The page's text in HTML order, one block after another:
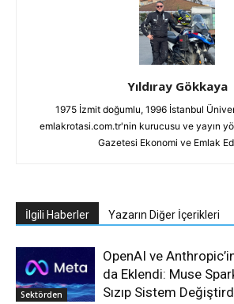
Yıldıray Gökkaya
1975 İzmit doğumlu, 1996 İstanbul
emlakrotasi.com.tr'nin kurucusu ve yayın
Gazetesi Ekonomi ve Emlak
İlgili Haberler Yazarın Diğer İçerikleri
Sektörden
OpenAI ve
da Eklendi: Muse
Sızıp Sistem